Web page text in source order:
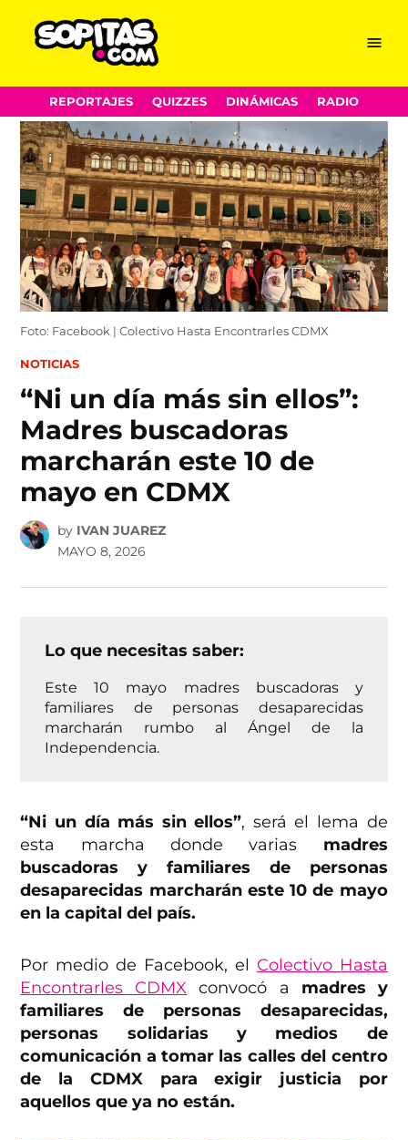
Skip
to
content
Menu
REPORTAJES QUIZZES DINÁMICAS RADIO
Foto: Facebook | Colectivo Hasta Encontrarles CDMX
POSTED
NOTICIAS
“Ni un día más sin ellos”:
Madres buscadoras
marcharán este 10 de
mayo en CDMX
by IVAN JUAREZ
MAYO 8, 2026
Lo que necesitas saber:
Este 10 mayo madres buscadoras y
familiares de personas desaparecidas
marcharán rumbo al Ángel de la
Independencia.
“Ni un día más sin ellos”, será el lema de
esta marcha donde varias madres
buscadoras y familiares de personas
desaparecidas marcharán este 10 de mayo
en la capital del país.
Por medio de Facebook, el Colectivo Hasta
Encontrarles CDMX convocó a madres y
familiares de personas desaparecidas,
personas solidarias y medios de
comunicación a tomar las calles del centro
de la CDMX para exigir justicia por
aquellos que ya no están.